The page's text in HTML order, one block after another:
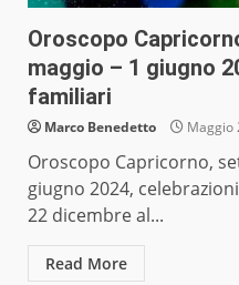
Oroscopo
maggio – 1 giugno
familiari
Marco Benedetto Maggio
Oroscopo Capricorno,
giugno 2024,
22 dicembre al...
Read More